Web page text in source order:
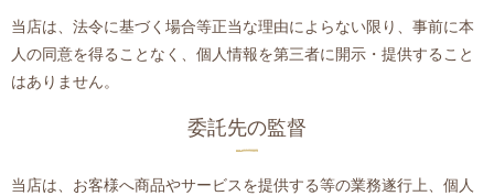
当店は、法令に基づく場合等正当な理由によらない限り、事前に本
人の同意を得ることなく、個人情報を第三者に開示・提供すること
はありません。
委託先の監督
当店は、お客様へ商品やサービスを提供する等の業務遂行上、個人